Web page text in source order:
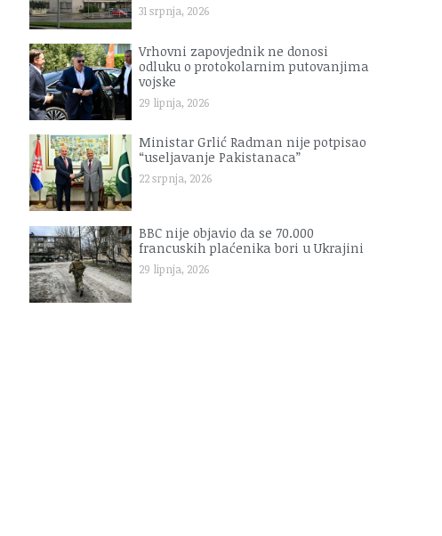
31 srpnja, 2026
Vrhovni zapovjednik ne donosi
odluku o protokolarnim putovanjima
vojske
29 lipnja, 2026
Ministar Grlić Radman nije potpisao
“useljavanje Pakistanaca”
22 srpnja, 2026
BBC nije objavio da se 70.000
francuskih plaćenika bori u Ukrajini
29 lipnja, 2026